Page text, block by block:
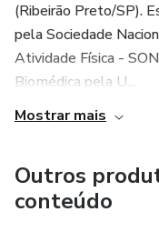
(Ribeirão Preto/SP).
pela Sociedade
Atividade Física -
Biomédica pela U...
Mostrar mais
Outros
conteúdo